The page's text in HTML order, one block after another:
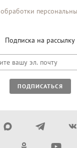
обработки
Подписка на рассылку
ПОДПИСАТЬСЯ